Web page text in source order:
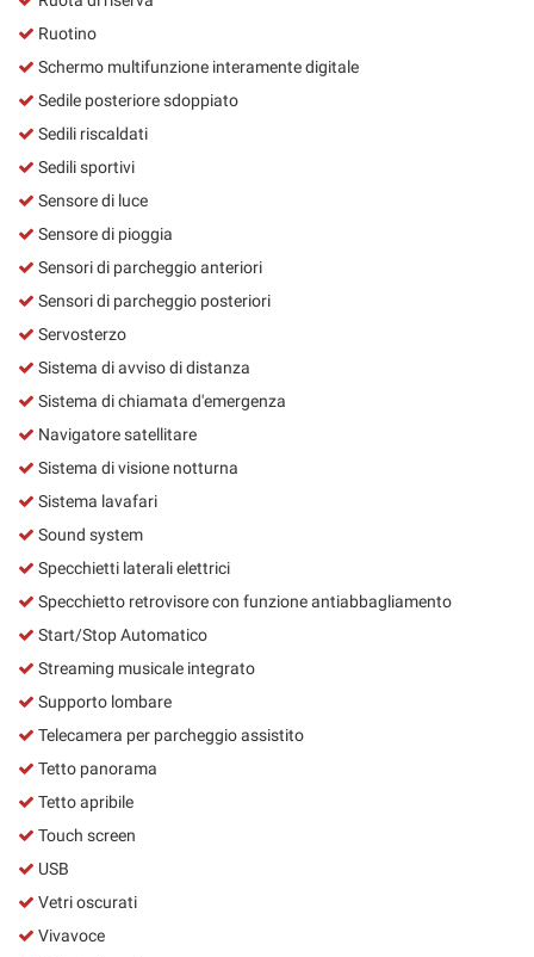
Ruotino
Schermo multifunzione interamente digitale
Sedile posteriore sdoppiato
Sedili riscaldati
Sedili sportivi
Sensore di luce
Sensore di pioggia
Sensori di parcheggio anteriori
Sensori di parcheggio posteriori
Servosterzo
Sistema di avviso di distanza
Sistema di chiamata d'emergenza
Navigatore satellitare
Sistema di visione notturna
Sistema lavafari
Sound system
Specchietti laterali elettrici
Specchietto retrovisore con funzione antiabbagliamento
Start/Stop Automatico
Streaming musicale integrato
Supporto lombare
Telecamera per parcheggio assistito
Tetto panorama
Tetto apribile
Touch screen
USB
Vetri oscurati
Vivavoce